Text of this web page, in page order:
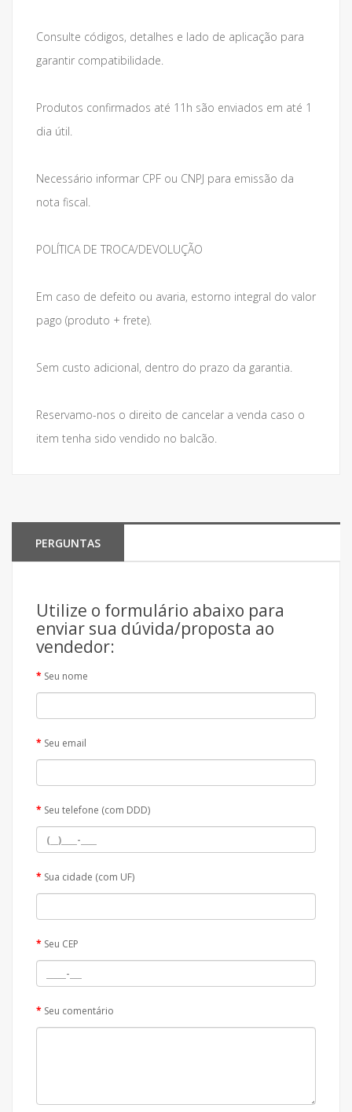
Consulte códigos, detalhes e lado de aplicação para
garantir compatibilidade.
Produtos confirmados até 11h são enviados em até 1
dia útil.
Necessário informar CPF ou CNPJ para emissão da
nota fiscal.
POLÍTICA DE TROCA/DEVOLUÇÃO
Em caso de defeito ou avaria, estorno integral do valor
pago (produto + frete).
Sem custo adicional, dentro do prazo da garantia.
Reservamo-nos o direito de cancelar a venda caso o
item tenha sido vendido no balcão.
PERGUNTAS
Utilize o formulário abaixo para
enviar sua dúvida/proposta ao
vendedor:
Seu nome
Seu email
Seu telefone (com DDD)
Sua cidade (com UF)
Seu CEP
Seu comentário